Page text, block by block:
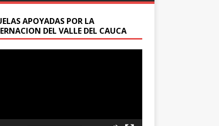
APOYADAS POR LA
DEL VALLE DEL CAUCA